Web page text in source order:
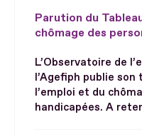
Parution du
chômage des
L’Observatoire de
l’Agefiph publie
l’emploi et du
handicapées. A